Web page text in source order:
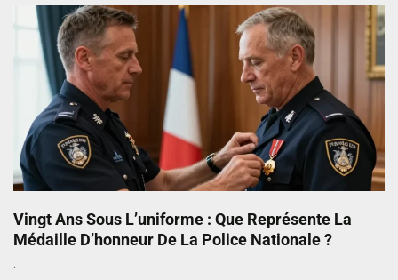
Vingt Ans Sous L’uniforme : Que Représente La
Médaille D’honneur De La Police Nationale ?